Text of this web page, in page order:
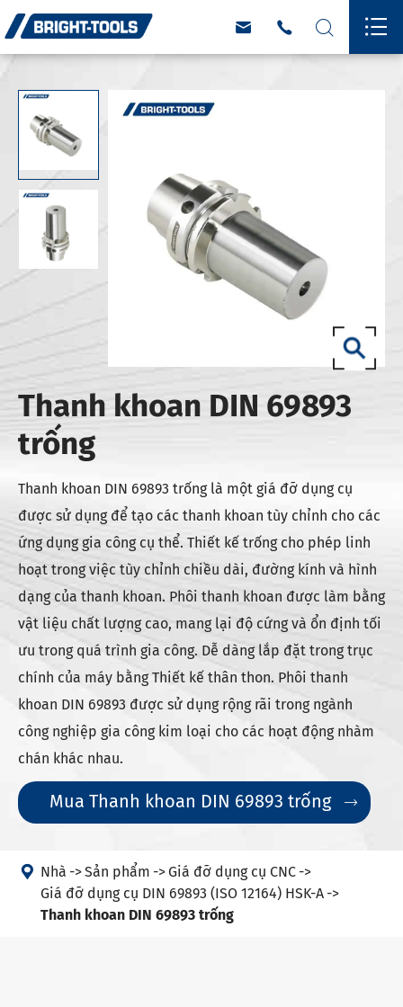
   
Thanh khoan DIN 69893
trống
Thanh khoan DIN 69893 trống là một giá đỡ dụng cụ
được sử dụng để tạo các thanh khoan tùy chỉnh cho các
ứng dụng gia công cụ thể. Thiết kế trống cho phép linh
hoạt trong việc tùy chỉnh chiều dài, đường kính và hình
dạng của thanh khoan. Phôi thanh khoan được làm bằng
vật liệu chất lượng cao, mang lại độ cứng và ổn định tối
ưu trong quá trình gia công. Dễ dàng lắp đặt trong trục
chính của máy bằng Thiết kế thân thon. Phôi thanh
khoan DIN 69893 được sử dụng rộng rãi trong ngành
công nghiệp gia công kim loại cho các hoạt động nhàm
chán khác nhau.
Mua Thanh khoan DIN 69893 trống 
 Nhà Sản phẩm
Giá đỡ dụng cụ CNC
Giá đỡ dụng cụ DIN 69893 (ISO 12164) HSK-A
Thanh khoan DIN 69893 trống